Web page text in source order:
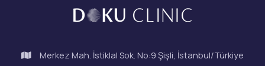
Merkez Mah. İstiklal Sok. No:9 Şişli, İstanbul/Türkiye